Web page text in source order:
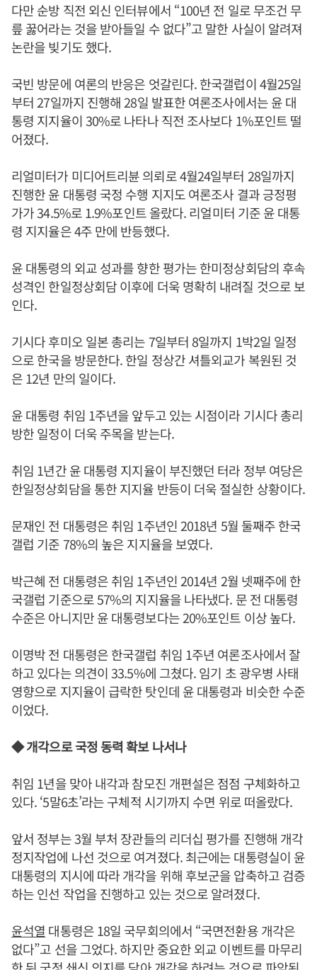
다만 순방 직전 외신 인터뷰에서 “100년 전 일로 무조건 무
릎 꿇어라는 것을 받아들일 수 없다”고 말한 사실이 알려져
논란을 빚기도 했다.
국빈 방문에 여론의 반응은 엇갈린다. 한국갤럽이 4월25일
부터 27일까지 진행해 28일 발표한 여론조사에서는 윤 대
통령 지지율이 30%로 나타나 직전 조사보다 1%포인트 떨
어졌다.
리얼미터가 미디어트리뷴 의뢰로 4월24일부터 28일까지
진행한 윤 대통령 국정 수행 지지도 여론조사 결과 긍정평
가가 34.5%로 1.9%포인트 올랐다. 리얼미터 기준 윤 대통
령 지지율은 4주 만에 반등했다.
윤 대통령의 외교 성과를 향한 평가는 한미정상회담의 후속
성격인 한일정상회담 이후에 더욱 명확히 내려질 것으로 보
인다.
기시다 후미오 일본 총리는 7일부터 8일까지 1박2일 일정
으로 한국을 방문한다. 한일 정상간 셔틀외교가 복원된 것
은 12년 만의 일이다.
윤 대통령 취임 1주년을 앞두고 있는 시점이라 기시다 총리
방한 일정이 더욱 주목을 받는다.
취임 1년간 윤 대통령 지지율이 부진했던 터라 정부 여당은
한일정상회담을 통한 지지율 반등이 더욱 절실한 상황이다.
문재인 전 대통령은 취임 1주년인 2018년 5월 둘째주 한국
갤럽 기준 78%의 높은 지지율을 보였다.
박근혜 전 대통령은 취임 1주년인 2014년 2월 넷째주에 한
국갤럽 기준으로 57%의 지지율을 나타냈다. 문 전 대통령
수준은 아니지만 윤 대통령보다는 20%포인트 이상 높다.
이명박 전 대통령은 한국갤럽 취임 1주년 여론조사에서 잘
하고 있다는 의견이 33.5%에 그쳤다. 임기 초 광우병 사태
영향으로 지지율이 급락한 탓인데 윤 대통령과 비슷한 수준
이었다.
◆ 개각으로 국정 동력 확보 나서나
취임 1년을 맞아 내각과 참모진 개편설은 점점 구체화하고
있다. ‘5말6초’라는 구체적 시기까지 수면 위로 떠올랐다.
앞서 정부는 3월 부처 장관들의 리더십 평가를 진행해 개각
정지작업에 나선 것으로 여겨졌다. 최근에는 대통령실이 윤
대통령의 지시에 따라 개각을 위해 후보군을 압축하고 검증
하는 인선 작업을 진행하고 있는 것으로 알려졌다.
윤석열 대통령은 18일 국무회의에서 “국면전환용 개각은
없다”고 선을 그었다. 하지만 중요한 외교 이벤트를 마무리